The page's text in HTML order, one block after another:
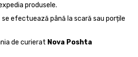
produsele.
efectuează până la scară sau porțile
de curierat Nova Poshta